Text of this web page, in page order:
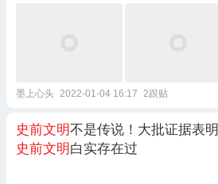
墨上心头 2022-01-04 16:17 2跟贴
史前文明不是传说！大批证据表明
史前文明白实存在过